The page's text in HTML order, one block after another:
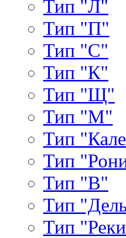
Тип "Л"
Тип "П"
Тип "С"
Тип "К"
Тип "Щ"
Тип "М"
Тип
Тип
Тип "В"
Тип
Тип